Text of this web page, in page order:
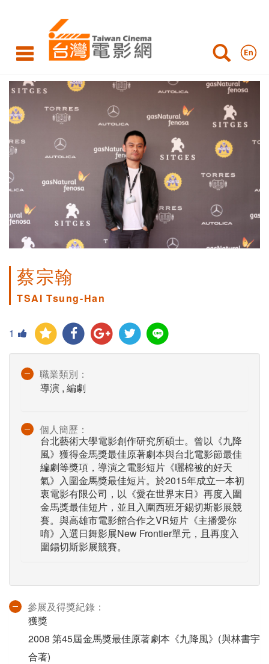
蔡宗翰
TSAI Tsung-Han
1
職業類別：
導演 , 編劇
個人簡歷：
台北藝術大學電影創作研究所碩士。曾以《九降
風》獲得金馬獎最佳原著劇本與台北電影節最佳
編劇等獎項，導演之電影短片《曬棉被的好天
氣》入圍金馬獎最佳短片。於2015年成立一本初
衷電影有限公司，以《愛在世界末日》再度入圍
金馬獎最佳短片，並且入圍西班牙錫切斯影展競
賽。與高雄市電影館合作之VR短片《主播愛你
唷》入選日舞影展New Frontier單元，且再度入
圍錫切斯影展競賽。
參展及得獎紀錄：
獲獎
2008 第45屆金馬獎最佳原著劇本《九降風》(與林書宇
合著)